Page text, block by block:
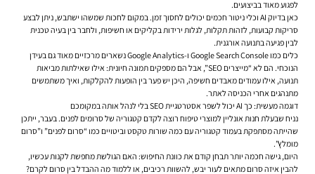
לפגוע מאוד בביצועים.
כאן בדיוק AI וכלי ניטור חכמים יכולים לחסוך זמן. במקום לחכות שמשהו ישתבש, ניתן לבצע
סריקות קבועות, לזהות תקלות, לגלות ירידות בקליקים או חשיפות, ולחבר בין בעיה טכנית
לבין פגיעה בתנועה אורגנית.
כלים כמו Google Search Console ו-Google Analytics נשארים מרכזיים מאוד גם בעידן
הנוכחי. הם לא “מייצרים SEO”, אבל הם מספקים תמונה חיונית: אילו שאילתות מביאות
תנועה, אילו עמודים מאבדים חשיפה, היכן יש פער בין הופעות להקלקות, ואיך משתמשים
מתנהגים אחרי הכניסה לאתר.
דוגמה מעשית: כך AI יכול לשפר אסטרטגיית SEO בלי לנהל אותה במקומכם
נניח שבעלת חנות אונליין למוצרי טיפוח רוצה לקדם קטגוריה של סרומים לפנים. בעבר, ייתכן
שהייתה מסתפקת בעמוד קטגוריה עם כמה שורות טקסט וביטויים כמו “סרום לפנים” ו”סרום
מומלץ”.
היום, גישה חכמה יותר תבחן קודם את כוונת החיפוש: האם הגולשת מחפשת לקנות עכשיו,
להבין איזה סרום מתאים לעור יבש, להשוות רכיבים, או ללמוד מה ההבדל בין סרום לקרם?